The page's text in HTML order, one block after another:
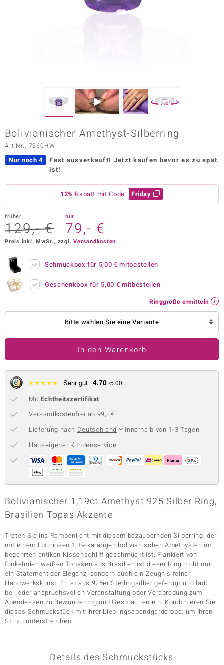
Vogue
Collection
Classics
360°
Bolivianischer Amethyst-Silberring
Art.Nr.: 7260HW
Nur noch 4 Fast ausverkauft! Jetzt kaufen bevor es zu spät
ist!
12% Rabatt mit Code: Friday
früher
129,- €
nur
79,- €
Preis inkl. MwSt., zzgl.Versandkosten
Schmuckbox für 5,00 € mitbestellen
Geschenkbox für 5,00 € mitbestellen
Ringgröße ermitteln
Bitte wählen Sie eine Variante
In den Warenkorb
★★★★★ Sehr gut 4.70 /5.00
Mit Echtheitszertifikat
Versandkostenfrei ab 99,- €
Lieferung nach Deutschland
innerhalb von 1-3 Tagen
Hauseigener Kundenservice
Bolivianischer 1,19ct Amethyst 925 Silber Ring,
Brasilien Topas Akzente
Treten Sie ins Rampenlicht mit diesem bezaubernden Silberring, der
mit einem luxuriösen 1,19-karätigen bolivianischen Amethysten im
begehrten antiken Kissenschliff geschmückt ist. Flankiert von
funkelnden weißen Topasen aus Brasilien ist dieser Ring nicht nur
ein Statement der Eleganz, sondern auch ein Zeugnis feiner
Handwerkskunst. Er ist aus 925er Sterlingsilber gefertigt und lädt
bei jeder anspruchsvollen Veranstaltung oder Verabredung zum
Abendessen zu Bewunderung und Gesprächen ein. Kombinieren Sie
dieses Schmuckstück mit Ihrer Lieblingsabendgarderobe, um Ihren
Stil zu unterstreichen.
Details des Schmuckstücks